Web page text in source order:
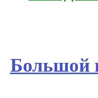
Большой